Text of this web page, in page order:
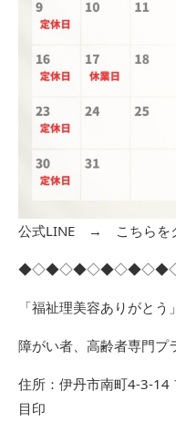
公式LINE → こちらを
「福祉理美容ありがとう」
障がい者、高齢者専門プ
住所：伊丹市南町4-3-
目印